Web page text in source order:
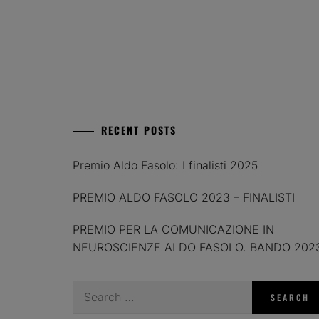
RECENT POSTS
Premio Aldo Fasolo: I finalisti 2025
PREMIO ALDO FASOLO 2023 – FINALISTI
PREMIO PER LA COMUNICAZIONE IN
NEUROSCIENZE ALDO FASOLO. BANDO
for: